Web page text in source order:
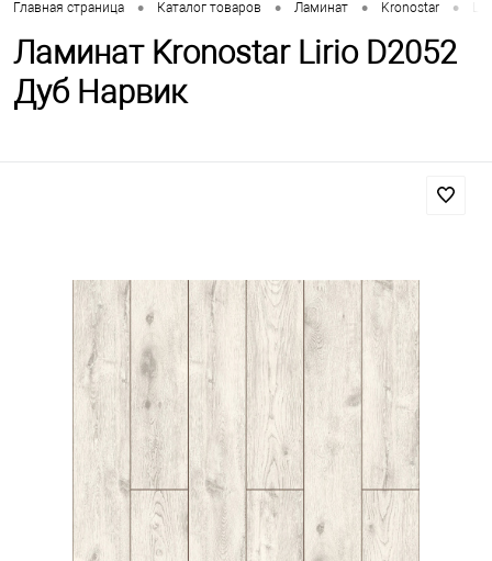
Главная страница • Каталог товаров • Ламинат • Kronostar •
Ламинат Kronostar Lirio D2052
Дуб Нарвик